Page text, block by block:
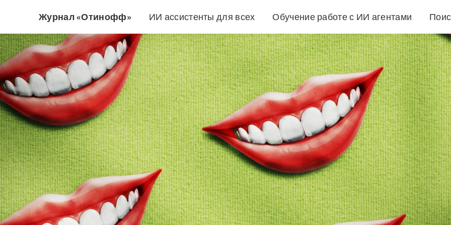
Журнал «Отинофф» ИИ ассистенты для всех Обучение работе с ИИ агентами